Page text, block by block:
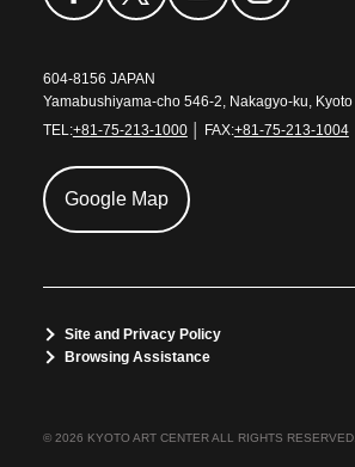
604-8156 JAPAN
Yamabushiyama-cho 546-2, Nakagyo-ku, Kyoto
TEL:+81-75-213-1000│ FAX:+81-75-213-1004
Google Map
Site and Privacy Policy
Browsing Assistance
© 2026 KYOTO ART CENTER ALL RIGHTS RESERVED.